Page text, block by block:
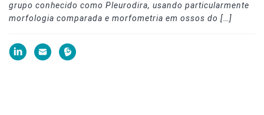
grupo conhecido como Pleurodira, usando particularmente
morfologia comparada e morfometria em ossos do […]